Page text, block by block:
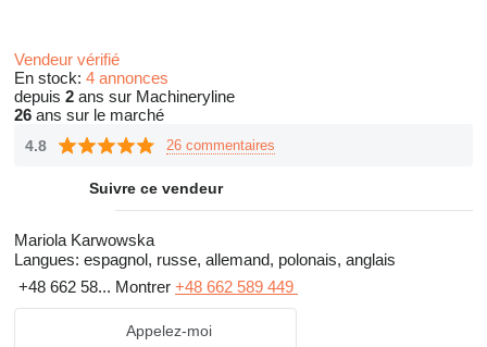
Vendeur vérifié
En stock: 4 annonces
depuis 2 ans sur Machineryline
26 ans sur le marché
4.8 26 commentaires
Suivre ce vendeur
Mariola Karwowska
Langues: espagnol, russe, allemand, polonais, anglais
+48 662 58... Montrer +48 662 589 449
Appelez-moi